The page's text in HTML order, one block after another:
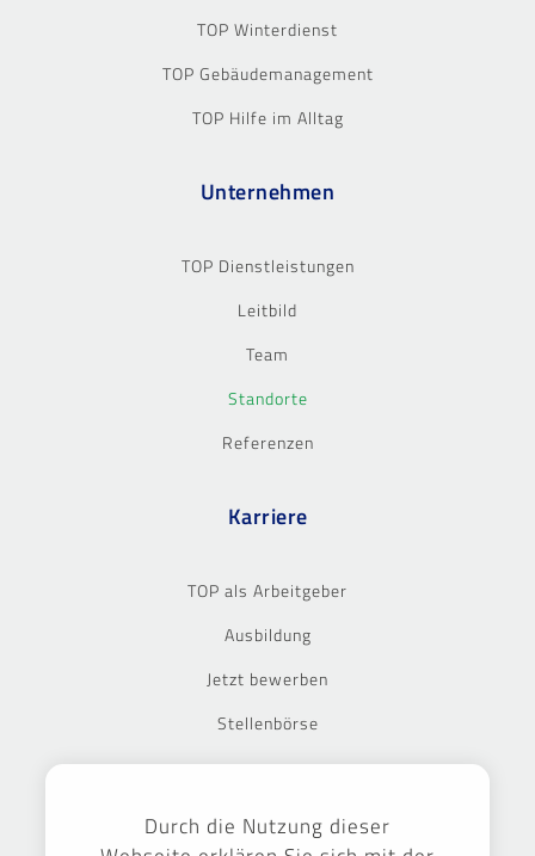
TOP Winterdienst
TOP Gebäudemanagement
TOP Hilfe im Alltag
Unternehmen
TOP Dienstleistungen
Leitbild
Team
Standorte
Referenzen
Karriere
TOP als Arbeitgeber
Ausbildung
Jetzt bewerben
Stellenbörse
Durch die Nutzung dieser